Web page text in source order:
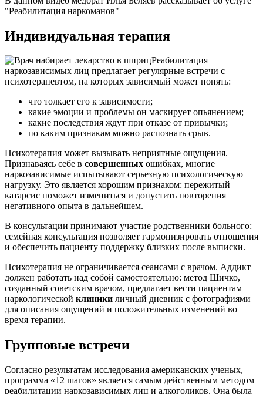
"Реабилитация наркоманов"
Индивидуальная терапия
Реабилитация
наркозависимых лиц предлагает регулярные встречи с
психотерапевтом, на которых зависимый может понять:
что толкает его к зависимости;
какие эмоции и проблемы он маскирует опьянением;
какие последствия ждут при отказе от привычки;
по каким признакам можно распознать срыв.
Психотерапия может вызывать неприятные ощущения.
Признаваясь себе в совершенных ошибках, многие
наркозависимые испытывают серьезную психологическую
нагрузку. Это является хорошим признаком: пережитый
катарсис поможет измениться и допустить повторения
негативного опыта в дальнейшем.
В консультации принимают участие родственники больного:
семейная консультация позволяет гармонизировать отношения
и обеспечить пациенту поддержку близких после выписки.
Психотерапия не ограничивается сеансами с врачом. Аддикт
должен работать над собой самостоятельно: метод Шичко,
созданный советским врачом, предлагает вести пациентам
наркологической клиники личный дневник с фотографиями
для описания ощущений и положительных изменений во
время терапии.
Групповые встречи
Согласно результатам исследования американских ученых,
программа «12 шагов» является самым действенным методом
реабилитации наркозависимых лиц и алкоголиков. Она была